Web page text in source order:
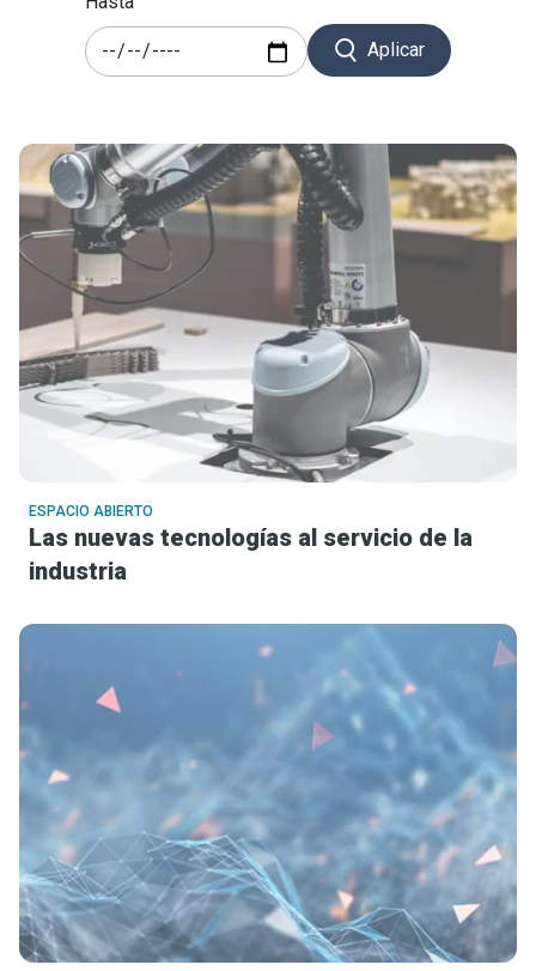
Aplicar
ESPACIO ABIERTO
Las nuevas tecnologías al servicio de la
industria